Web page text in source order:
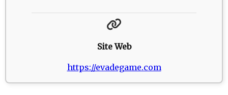
Site Web
https://evadegame.com